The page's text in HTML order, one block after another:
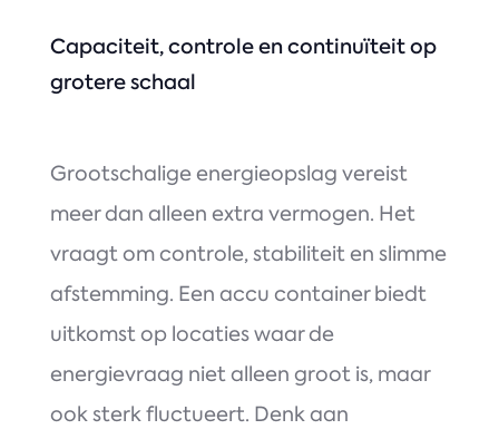
Capaciteit, controle en continuïteit op
grotere schaal
Grootschalige energieopslag vereist
meer dan alleen extra vermogen. Het
vraagt om controle, stabiliteit en slimme
afstemming. Een accu container biedt
uitkomst op locaties waar de
energievraag niet alleen groot is, maar
ook sterk fluctueert. Denk aan